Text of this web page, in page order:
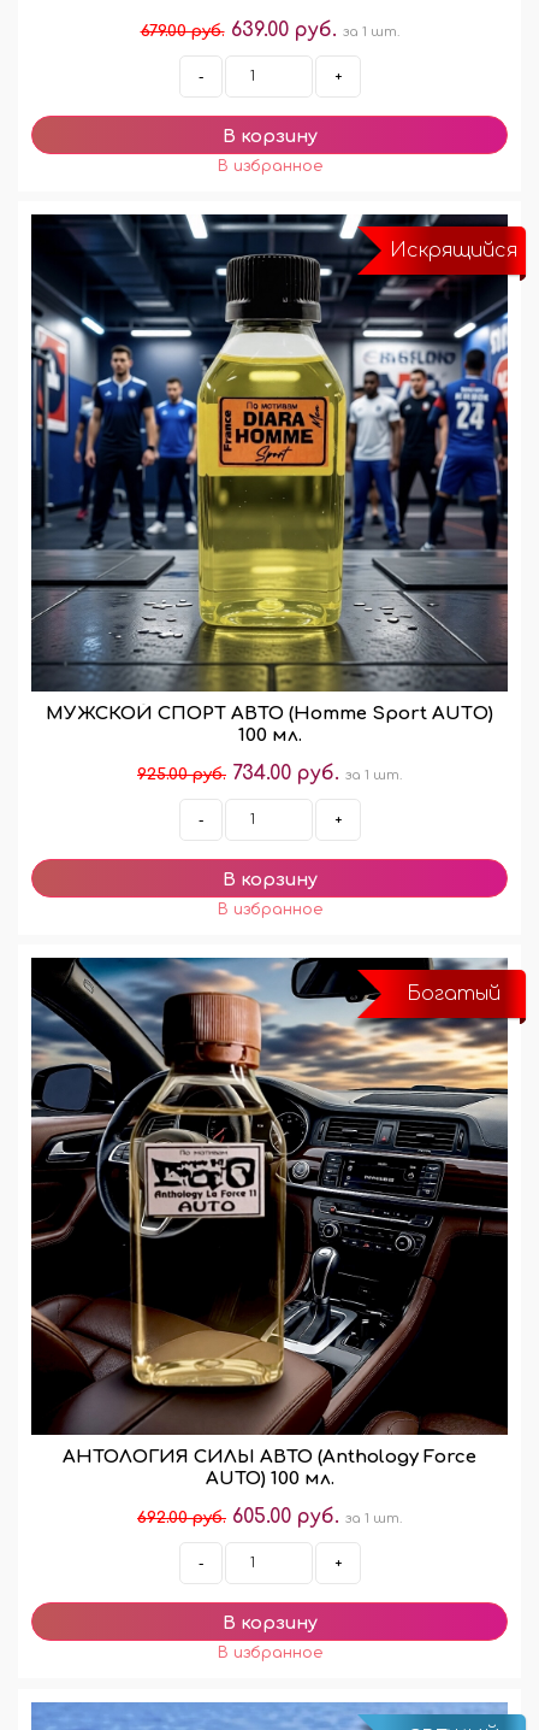
679.00 руб. 639.00 руб. за 1 шт.
- +
Искрящийся
МУЖСКОЙ СПОРТ АВТО (Homme Sport AUTО)
100 мл.
925.00 руб. 734.00 руб. за 1 шт.
- +
Богатый
АНТОЛОГИЯ СИЛЫ АВТО (Anthology Force
AUTO) 100 мл.
692.00 руб. 605.00 руб. за 1 шт.
- +